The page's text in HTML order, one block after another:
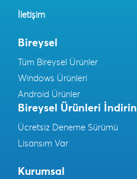
İletişim
Bireysel
Tüm Bireysel Ürünler
Windows Ürünleri
Android Ürünler
Bireysel Ürünleri İndirin
Ücretsiz Deneme Sürümü
Lisansım Var
Kurumsal